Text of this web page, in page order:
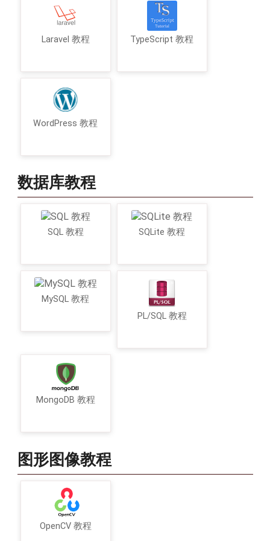
Laravel 教程 TypeScript 教程
WordPress 教程
数据库教程
SQL 教程 SQLite 教程
MySQL 教程
PL/SQL 教程
MongoDB 教程
图形图像教程
OpenCV 教程